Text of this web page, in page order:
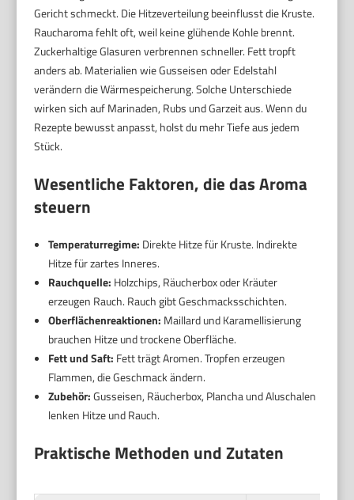
Gericht schmeckt. Die Hitzeverteilung beeinflusst die Kruste.
Raucharoma fehlt oft, weil keine glühende Kohle brennt.
Zuckerhaltige Glasuren verbrennen schneller. Fett tropft
anders ab. Materialien wie Gusseisen oder Edelstahl
verändern die Wärmespeicherung. Solche Unterschiede
wirken sich auf Marinaden, Rubs und Garzeit aus. Wenn du
Rezepte bewusst anpasst, holst du mehr Tiefe aus jedem
Stück.
Wesentliche Faktoren, die das Aroma
steuern
Temperaturregime: Direkte Hitze für Kruste. Indirekte
Hitze für zartes Inneres.
Rauchquelle: Holzchips, Räucherbox oder Kräuter
erzeugen Rauch. Rauch gibt Geschmacksschichten.
Oberflächenreaktionen: Maillard und Karamellisierung
brauchen Hitze und trockene Oberfläche.
Fett und Saft: Fett trägt Aromen. Tropfen erzeugen
Flammen, die Geschmack ändern.
Zubehör:Gusseisen, Räucherbox, Plancha und Aluschalen
lenken Hitze und Rauch.
Praktische Methoden und Zutaten